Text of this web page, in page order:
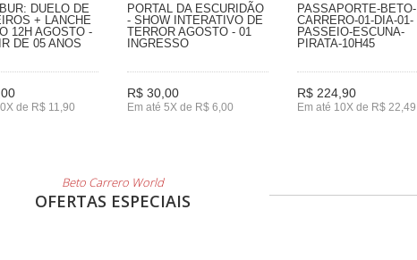
DUELO DE
+ LANCHE
12H AGOSTO -
DE 05 ANOS
de R$ 11,90
PORTAL DA ESCURIDÃO
- SHOW INTERATIVO DE
TERROR AGOSTO - 01
INGRESSO
R$ 30,00
Em até 5X de R$ 6,00
PASSAPORTE-BETO-
CARRERO-01-DIA-01-
PASSEIO-ESCUNA-
PIRATA-10H45
R$ 224,90
Em até 10X de R$ 22,49
Beto Carrero World
OFERTAS ESPECIAIS